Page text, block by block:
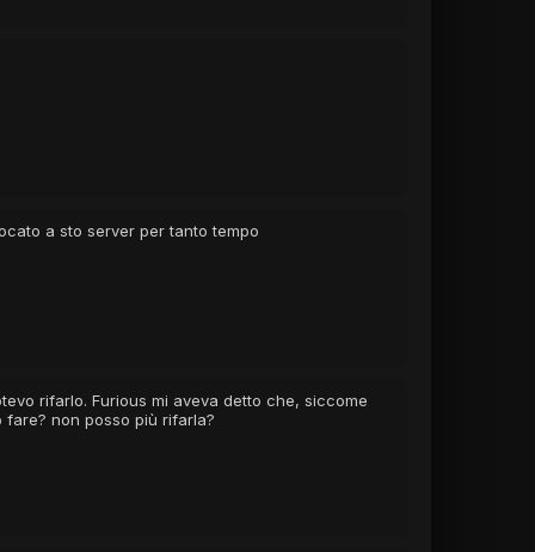
a sto server per tanto tempo
rifarlo. Furious mi aveva detto che, siccome
non posso più rifarla?